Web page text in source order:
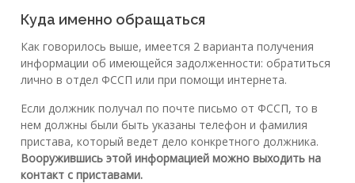
Куда именно обращаться
Как говорилось выше, имеется 2 варианта получения
информации об имеющейся задолженности: обратиться
лично в отдел ФССП или при помощи интернета.
Если должник получал по почте письмо от ФССП, то в
нем должны были быть указаны телефон и фамилия
пристава, который ведет дело конкретного должника.
Вооружившись этой информацией можно выходить на
контакт с приставами.